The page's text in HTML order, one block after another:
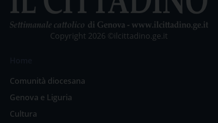
Copyright 2026 ©ilcittadino.ge.it
Comunità diocesana
Genova e Liguria
Cultura